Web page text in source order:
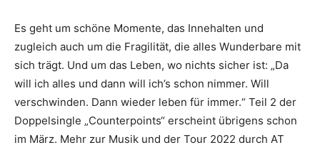
Es geht um schöne Momente, das Innehalten und
zugleich auch um die Fragilität, die alles Wunderbare mit
sich trägt. Und um das Leben, wo nichts ­sicher ist: „Da
will ich alles und dann will ich’s schon nimmer. Will
verschwinden. Dann wieder leben für immer.“ Teil 2 der
Doppelsingle „Counterpoints“ ­erscheint übrigens schon
im März. Mehr zur Musik und der Tour 2022 durch AT